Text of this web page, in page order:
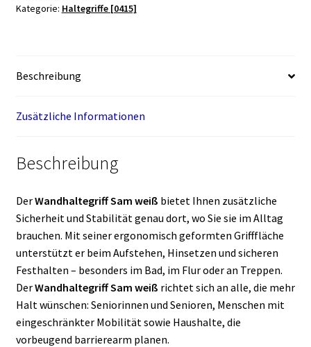
Kategorie: Haltegriffe [0415]
Beschreibung
Zusätzliche Informationen
Beschreibung
DerWandhaltegriff Sam weiß bietet Ihnen zusätzliche
Sicherheit und Stabilität genau dort, wo Sie sie im Alltag
brauchen. Mit seiner ergonomisch geformten Grifffläche
unterstützt er beim Aufstehen, Hinsetzen und sicheren
Festhalten – besonders im Bad, im Flur oder an Treppen.
DerWandhaltegriff Sam weiß richtet sich an alle, die mehr
Halt wünschen: Seniorinnen und Senioren, Menschen mit
eingeschränkter Mobilität sowie Haushalte, die
vorbeugend barrierearm planen.